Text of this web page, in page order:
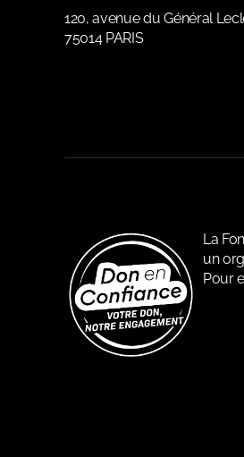
120, avenue du Général
75014 PARIS
La
un
Pour